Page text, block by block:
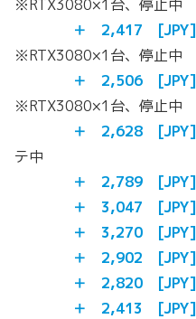
※RTX3080×1台、停止中
＋ 2,417 [JPY]
※RTX3080×1台、停止中
＋ 2,506 [JPY]
※RTX3080×1台、停止中
＋ 2,628 [JPY]
テ中
＋ 2,789 [JPY]
＋ 3,047 [JPY]
＋ 3,270 [JPY]
＋ 2,902 [JPY]
＋ 2,820 [JPY]
＋ 2,413 [JPY]